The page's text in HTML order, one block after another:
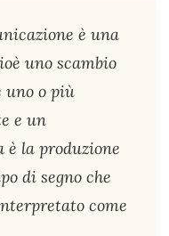
è una
uno scambio
o più
e un
è la produzione
di segno che
come